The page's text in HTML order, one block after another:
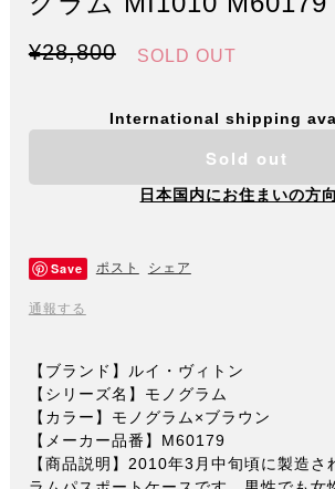
¥28,800 SOLD OUT
International shipping
Sold out
日本国内にお住まいの方
Save ポスト シェア
通報する
【ブランド】ルイ・ヴィトン
【シリーズ名】モノグラム
【カラー】モノグラム×ブラウン
【メーカー品番】M60179
【商品説明】2010年3月中旬頃に製造さ